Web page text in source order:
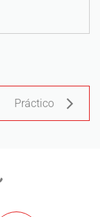
Práctico